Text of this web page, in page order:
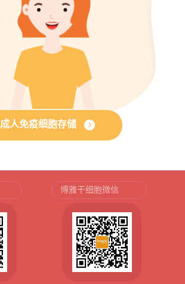
成人免疫细胞存储
博雅干细胞微信